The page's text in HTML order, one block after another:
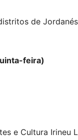
de
feira)
e Cultura Irineu